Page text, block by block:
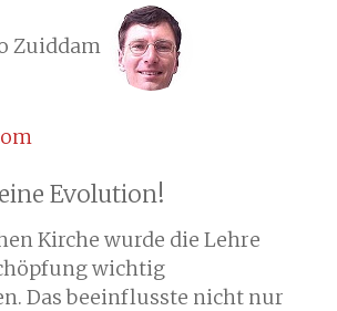
Zuiddam
Evolution!
Kirche wurde die Lehre
wichtig
Das beeinflusste nicht nur